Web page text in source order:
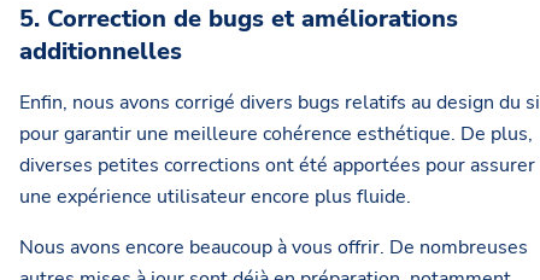
5. Correction de bugs et améliorations
additionnelles
Enfin, nous avons corrigé divers bugs relatifs au design du
pour garantir une meilleure cohérence esthétique. De plus,
diverses petites corrections ont été apportées pour assurer
une expérience utilisateur encore plus fluide.
Nous avons encore beaucoup à vous offrir. De nombreuses